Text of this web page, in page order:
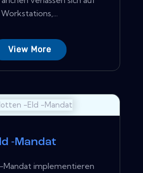
View More
-Mandat
Mandat implementieren